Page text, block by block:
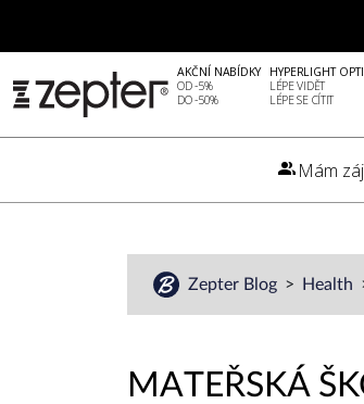
AKČNÍ NABÍDKY
OD -5%
DO -50%
HYPERLIGHT
LÉPE VIDĚT
LÉPE SE CÍTIT
Mám
Zepter Blog Health
MATEŘSKÁ